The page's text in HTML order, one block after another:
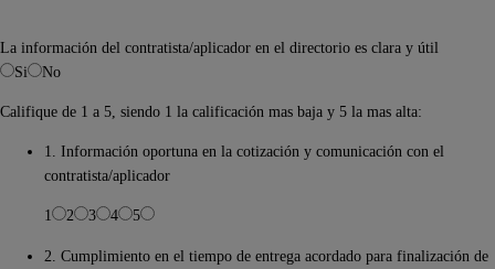
La información del contratista/aplicador en el directorio es clara y útil
Si
No
Califique de 1 a 5, siendo 1 la calificación mas baja y 5 la mas alta:
1. Información oportuna en la cotización y comunicación con el
contratista/aplicador
1 2 3 4 5
2. Cumplimiento en el tiempo de entrega acordado para finalización de